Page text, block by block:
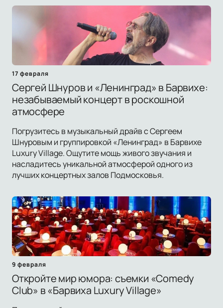
17 февраля
Сергей Шнуров и «Ленинград» в Барвихе:
незабываемый концерт в роскошной
атмосфере
Погрузитесь в музыкальный драйв с Сергеем
Шнуровым и группировкой «Ленинград» в Барвихе
Luxury Village. Ощутите мощь живого звучания и
насладитесь уникальной атмосферой одного из
лучших концертных залов Подмосковья.
9 февраля
Откройте мир юмора: съемки «Comedy
Club» в «Барвиха Luxury Village»